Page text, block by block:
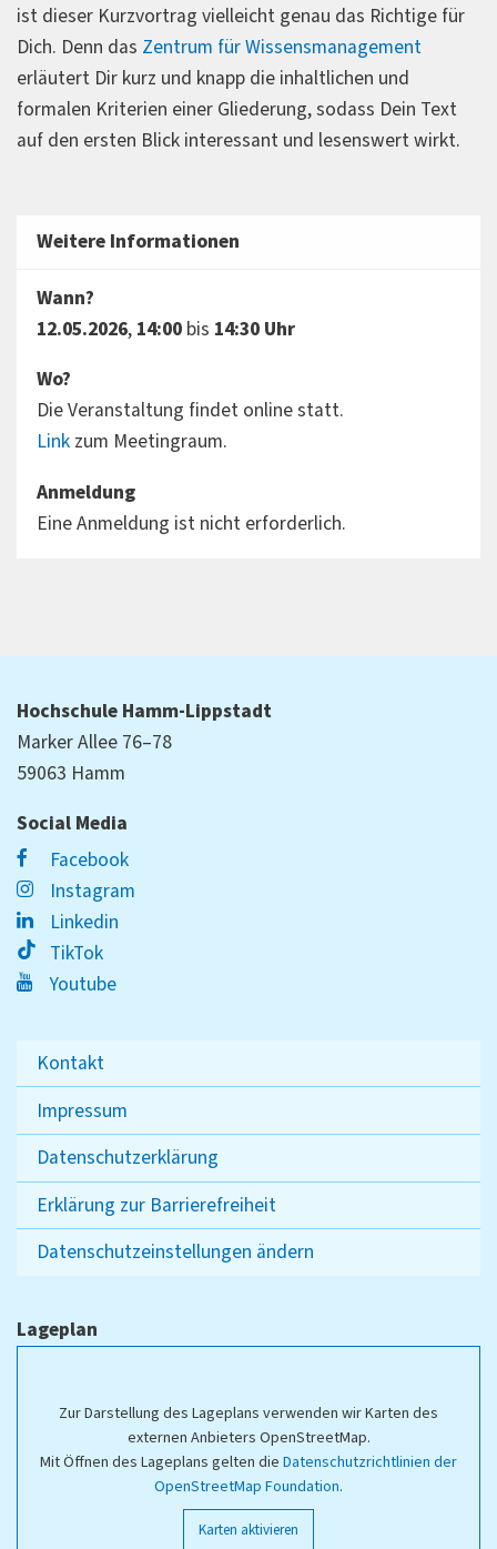
ist dieser Kurzvortrag vielleicht genau das Richtige für
Dich. Denn das Zentrum für Wissensmanagement
erläutert Dir kurz und knapp die inhaltlichen und
formalen Kriterien einer Gliederung, sodass Dein Text
auf den ersten Blick interessant und lesenswert wirkt.
Weitere Informationen
Wann?
12.05.2026, 14:00bis 14:30 Uhr
Wo?
Die Veranstaltung findet online statt.
Linkzum Meetingraum.
Anmeldung
Eine Anmeldung ist nicht erforderlich.
Hochschule Hamm-Lippstadt
Marker Allee 76–78
59063 Hamm
Social Media
Facebook
Instagram
Linkedin
TikTok
Youtube
Kontakt
Impressum
Datenschutzerklärung
Erklärung zur Barrierefreiheit
Datenschutzeinstellungen ändern
Lageplan
Zur Darstellung des Lageplans verwenden wir Karten des
externen Anbieters OpenStreetMap.
Mit Öffnen des Lageplans gelten die Datenschutzrichtlinien der
OpenStreetMap Foundation.
Karten aktivieren